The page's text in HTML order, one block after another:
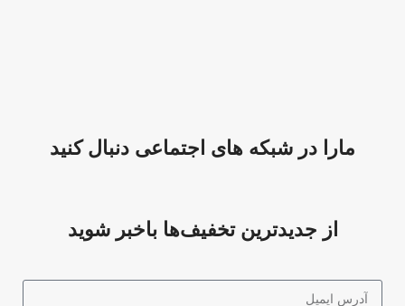
مارا در شبکه های اجتماعی دنبال کنید
از جدیدترین تخفیف‌ها باخبر شوید